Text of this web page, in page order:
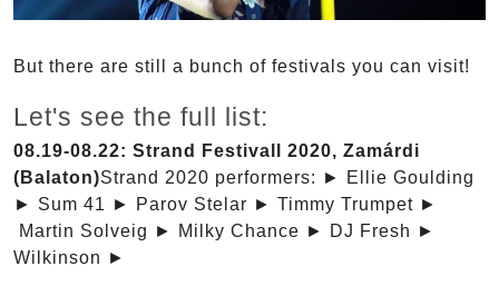
But there are still a bunch of festivals you can visit!
Let's see the full list:
08.19-08.22: Strand Festivall 2020, Zamárdi
(Balaton)Strand 2020 performers: ► Ellie Goulding
► Sum 41 ► Parov Stelar ► Timmy Trumpet ►
Martin Solveig ► Milky Chance ► DJ Fresh ►
Wilkinson ►